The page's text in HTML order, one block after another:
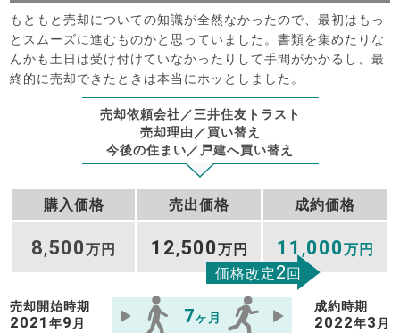
もともと売却についての知識が全然なかったので、最初はもっ
とスムーズに進むものかと思っていました。書類を集めたりな
んかも土日は受け付けていなかったりして手間がかかるし、最
終的に売却できたときは本当にホッとしました。
売却依頼会社／三井住友トラスト
売却理由／買い替え
今後の住まい／戸建へ買い替え
購入価格 売出価格 成約価格
8,500万円 12,500万円 11 ,000万円
価格改定2回
売却開始時期
2021年9 月 7ヶ月
成約時期
2022年3 月